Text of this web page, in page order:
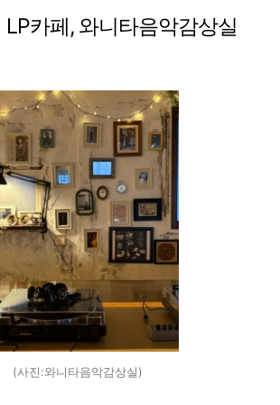
카페, 와니타음악감상실
(사진:와니타음악감상실)